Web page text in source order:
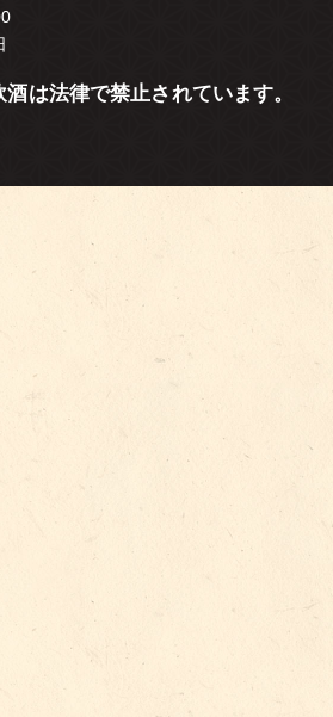
は法律で禁止されています。